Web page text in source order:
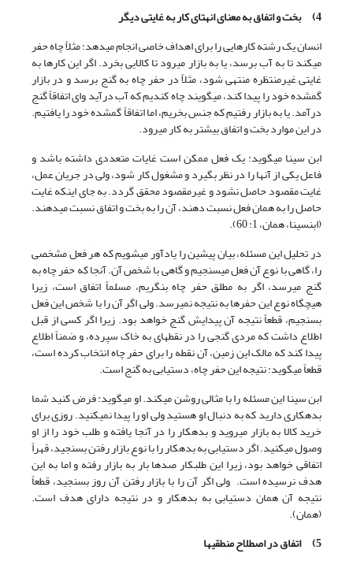
4)
بخت و اتفاق به معنای انهتای کار به غایتی دیگر
انسان یک رشته کارهایی را برای اهداف خاصی انجام می‏دهد؛ مثلاً چاه حفر
می‏کند تا به آب برسد، یا به بازار می‏رود تا کالایی بخرد. اگر این کارها به
غایتی غیرمنتظره منتهی شود، مثلاً در حفر چاه به گنج برسد و در بازار
گمشده خود را پیدا کند، می‏گویند چاه کندیم که آب درآید وای اتفاقاً گنج
درآمد. یا به بازار رفتیم که جنس بخریم، اما اتفاقاً گمشده خود را یافتیم.
در این موارد بخت و اتفاق بیشتر به کار می‏رود.
ابن سینا می‏گوید: یک فعل ممکن است غایات متعددی داشته باشد و
فاعل یکی از آنها را در نظر بگیرد و مشغول کار شود، ولی در جریان عمل،
غایت مقصود حاصل نشود و غیرمقصود محقق گردد. به جای اینکه غایت
حاصل را به همان فعل نسبت دهند، آن را به بخت و اتفاق نسبت می‏دهند.
(ابن‏سینا، همان، 1: 60).
در تحلیل این مسئله، بیان پیشین را یادآور می‏شویم که هر فعل مشخصی
را، گاهی با نوع آن فعل می‏سنجیم و گاهی با شخص آن. آنجا که حفر چاه به
گنج می‏رسد، اگر به مطلق حفر چاه بنگریم، مسلماً اتفاق است، زیرا
هیچ‏گاه نوع این حفرها به نتیجه نمی‏رسد. ولی اگر آن را با شخص این فعل
بسنجیم، قطعاً نتیجه آن پیدایش گنج خواهد بود. زیرا اگر کسی از قبل
اطلاع داشت که مردی گنجی را در نقطه‏ای به خاک سپرده، و ضمناً اطلاع
پیدا کند که مالک این زمین، آن نقطه را برای حفر چاه انتخاب کرده است،
قطعاً می‏گوید: نتیجه این حفر چاه، دستیابی به گنج است.
ابن سینا این مسئله را با مثالی روشن می‏کند. او می‏گوید: فرض کنید شما
بدهکاری دارید که به دنبال او هستید ولی او را پیدا نمی‏کنید. روزی برای
خرید کالا به بازار می‏روید و بدهکار را در آنجا یافته و طلب خود را از او
وصول می‏کنید. اگر دستیابی به بدهکار را با نوع بازار رفتن بسنجید، قهراً
اتفاقی خواهد بود، زیرا این طلبکار صدها بار به بازار رفته و اما به این
هدف نرسیده است. ولی اگر آن را با بازار رفتن آن روز بسنجید، قطعاً
نتیجه آن همان دستیابی به بدهکار و در نتیجه دارای هدف است.
(همان).
5)
اتفاق در اصطلاح منطقی‏ها